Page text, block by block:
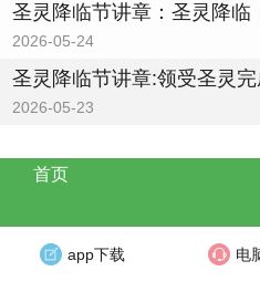
圣灵降临节讲章：圣灵降临
2026-05-24
圣灵降临节讲章:领受圣灵
2026-05-23
首页
app下载 电